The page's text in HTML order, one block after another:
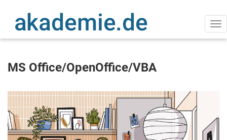
Inhalt
MS Office/OpenOffice/VBA